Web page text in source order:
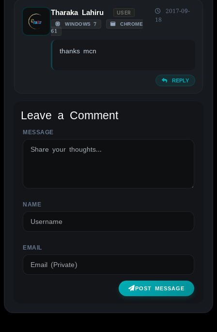
Tharaka Lahiru USER
WINDOWS 7
CHROME
61
2017-09-
18
thanks mcn
REPLY
Leave a Comment
MESSAGE
NAME
EMAIL
POST MESSAGE
ALTERNATIVE: